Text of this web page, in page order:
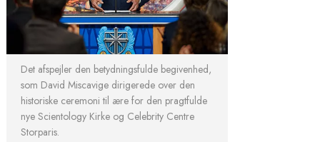
Det afspejler den betydningsfulde begivenhed,
som David Miscavige dirigerede over den
historiske ceremoni til ære for den pragtfulde
nye Scientology Kirke og Celebrity Centre
Storparis.